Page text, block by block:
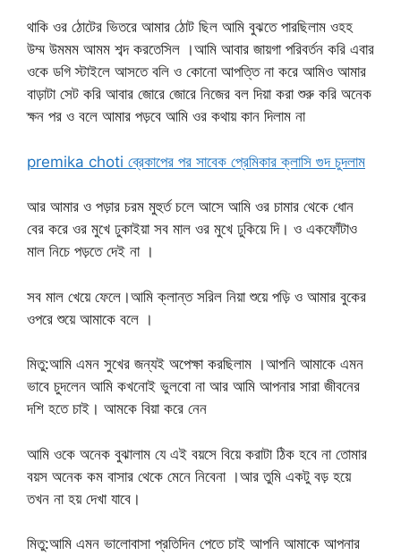
থাকি ওর ঠোটের ভিতরে আমার ঠোট ছিল আমি বুঝতে পারছিলাম ওহহ
উম্ম উমমম আমম শব্দ করতেসিল ।আমি আবার জায়গা পরিবর্তন করি এবার
ওকে ডগি স্টাইলে আসতে বলি ও কোনো আপত্তি না করে আমিও আমার
বাড়াটা সেট করি আবার জোরে জোরে নিজের বল দিয়া করা শুরু করি অনেক
ক্ষন পর ও বলে আমার পড়বে আমি ওর কথায় কান দিলাম না
premika choti ব্রেকাপের পর সাবেক প্রেমিকার ক্লাসি গুদ চুদলাম
আর আমার ও পড়ার চরম মুহুর্ত চলে আসে আমি ওর চামার থেকে ধোন
বের করে ওর মুখে ঢুকাইয়া সব মাল ওর মুখে ঢুকিয়ে দি। ও একফোঁটাও
মাল নিচে পড়তে দেই না ।
সব মাল খেয়ে ফেলে।আমি ক্লান্ত সরিল নিয়া শুয়ে পড়ি ও আমার বুকের
ওপরে শুয়ে আমাকে বলে ।
মিতু:আমি এমন সুখের জন্যই অপেক্ষা করছিলাম ।আপনি আমাকে এমন
ভাবে চুদলেন আমি কখনোই ভুলবো না আর আমি আপনার সারা জীবনের
দশি হতে চাই। আমকে বিয়া করে নেন
আমি ওকে অনেক বুঝালাম যে এই বয়সে বিয়ে করাটা ঠিক হবে না তোমার
বয়স অনেক কম বাসার থেকে মেনে নিবেনা ।আর তুমি একটু বড় হয়ে
তখন না হয় দেখা যাবে।
মিতু:আমি এমন ভালোবাসা প্রতিদিন পেতে চাই আপনি আমাকে আপনার